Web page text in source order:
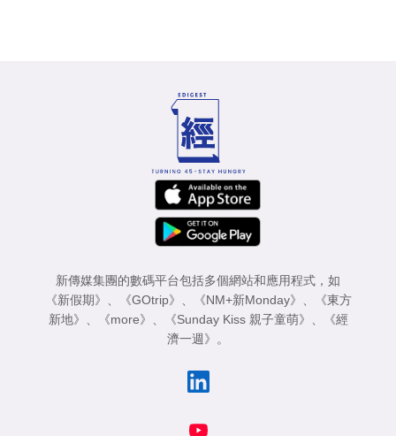
新傳媒集團的數碼平台包括多個網站和應用程式，如
《新假期》
《GOtrip》 《NM+新Monday》
《東方
新地》
《more》 《Sunday Kiss 親子童萌》
《經
濟一週》
。